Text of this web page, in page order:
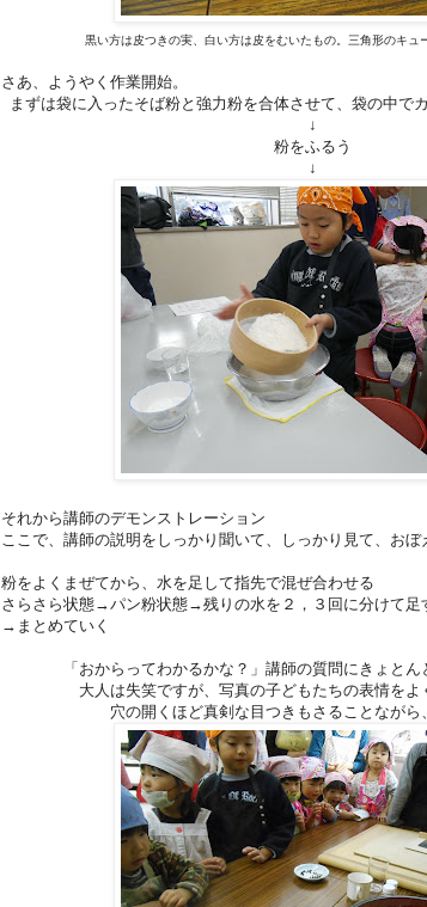
黒い方は皮つきの実、白い方は皮をむいたもの。三角形のキュ
さあ、ようやく作業開始。
まずは袋に入ったそば粉と強力粉を合体させて、袋の中で
↓
粉をふるう
↓
それから講師のデモンストレーション
ここで、講師の説明をしっかり聞いて、しっかり見て、おぼ
粉をよくまぜてから、水を足して指先で混ぜ合わせる
さらさら状態→パン粉状態→残りの水を２，３回に分けて
→まとめていく
「おからってわかるかな？」講師の質問にきょとん
大人は失笑ですが、写真の子どもたちの表情をよ
穴の開くほど真剣な目つきもさることながら